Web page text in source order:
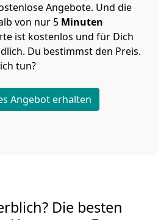
Angebote. Und die
von nur 5 Minuten
ist kostenlos und für Dich
Du bestimmst den Preis.
tun?
Angebot erhalten
Die besten